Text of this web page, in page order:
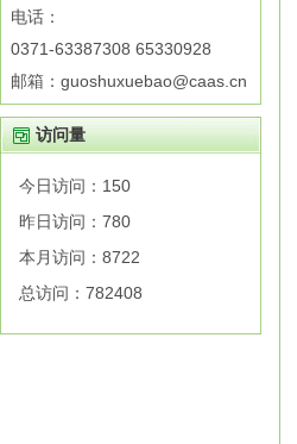
电话：
0371-63387308 65330928
邮箱：guoshuxuebao@caas.cn
访问量
今日访问： 150
昨日访问： 780
本月访问： 8722
总访问： 782408